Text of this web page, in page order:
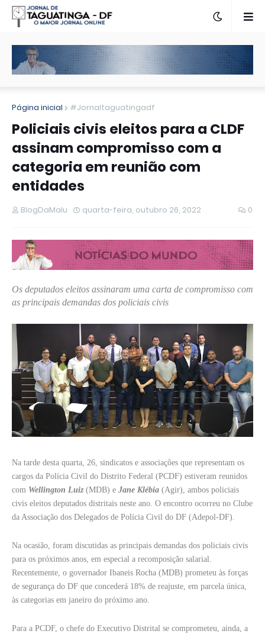
Página inicial #Jornaltaguatingadf
Policiais civis eleitos para a CLDF
assinam compromisso com a
categoria em reunião com
entidades
BlogDaMalu quarta-feira, outubro 26, 2022 0
Os deputados eleitos assinaram uma carta de compromisso com
as principais demandas dos policiais civis
Na tarde desta quarta, 26, sindicatos e associações que representam os
cargos da Polícia Civil do Distrito Federal (PCDF) estiveram reunidos
com Wellington Luiz(MDB) e Jane Klébia (Agir), ambos policiais
civis eleitos deputados distritais neste ano. O encontro ocorreu no Clube
da Associação dos Delegados de Polícia Civil do DF (Adepol-DF).
Na ocasião, foram discutidas as principais demandas dos policiais civis
para os próximos anos, em especial a recomposição salarial.
Recentemente, o governador Ibaneis Rocha (MDB) prometeu às forças
de segurança do DF que concederá 18% de reajuste, em parcela única,
às categorias em janeiro do próximo ano.
Para a PCDF, o chefe do Executivo Distrital se comprometeu, ainda, a